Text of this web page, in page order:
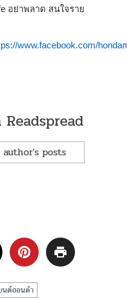
อย่าพลาด สนใจราย
www.facebook.com/
Readspread
author's posts
นต์ฮอนด้า